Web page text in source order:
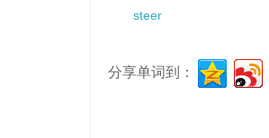
steer
分享单词到：